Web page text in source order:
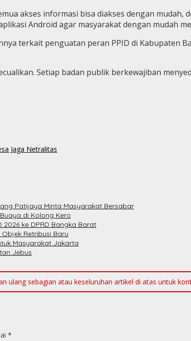
akses informasi bisa diakses dengan
Android agar masyarakat dengan mudah
terkait penguatan peran PPID di Kabupaten
Setiap badan publik berkewajiban
Jaga Netralitas
Patijaya Minta Masyarakat Bersabar
di Kolong Kero
2026 ke DPRD Bangka Barat
Retribusi Baru
Masyarakat Jakarta
Jebus
ulang sebagian atau keseluruhan artikel di atas untuk
*